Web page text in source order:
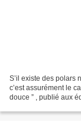
S’il existe des polars
c’est assurément le
douce ” , publié aux